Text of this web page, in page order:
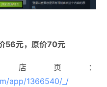
56元，原价70元
页：
app/1366540/_/